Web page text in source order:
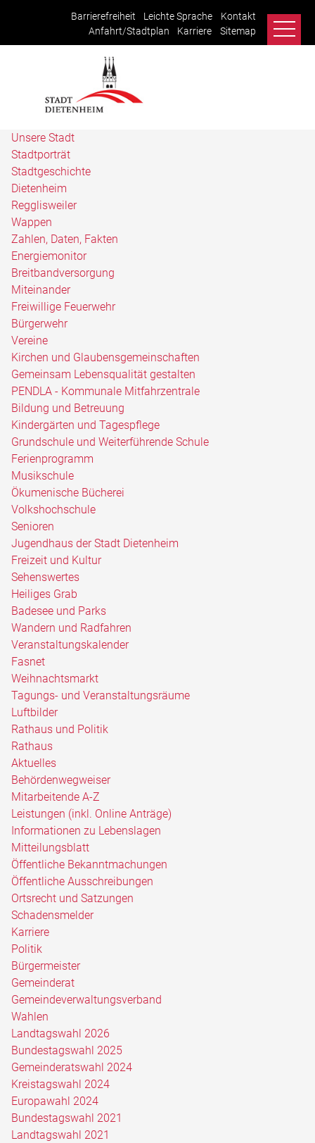
Barrierefreiheit Leichte Sprache
Kontakt
Anfahrt/Stadtplan
Karriere Sitemap
Unsere Stadt
Stadtporträt
Stadtgeschichte
Dietenheim
Regglisweiler
Wappen
Zahlen, Daten, Fakten
Energiemonitor
Breitbandversorgung
Miteinander
Freiwillige Feuerwehr
Bürgerwehr
Vereine
Kirchen und Glaubensgemeinschaften
Gemeinsam Lebensqualität gestalten
PENDLA - Kommunale Mitfahrzentrale
Bildung und Betreuung
Kindergärten und Tagespflege
Grundschule und Weiterführende Schule
Ferienprogramm
Musikschule
Ökumenische Bücherei
Volkshochschule
Senioren
Jugendhaus der Stadt Dietenheim
Freizeit und Kultur
Sehenswertes
Heiliges Grab
Badesee und Parks
Wandern und Radfahren
Veranstaltungskalender
Fasnet
Weihnachtsmarkt
Tagungs- und Veranstaltungsräume
Luftbilder
Rathaus und Politik
Rathaus
Aktuelles
Behördenwegweiser
Mitarbeitende A-Z
Leistungen (inkl. Online Anträge)
Informationen zu Lebenslagen
Mitteilungsblatt
Öffentliche Bekanntmachungen
Öffentliche Ausschreibungen
Ortsrecht und Satzungen
Schadensmelder
Karriere
Politik
Bürgermeister
Gemeinderat
Gemeindeverwaltungsverband
Wahlen
Landtagswahl 2026
Bundestagswahl 2025
Gemeinderatswahl 2024
Kreistagswahl 2024
Europawahl 2024
Bundestagswahl 2021
Landtagswahl 2021